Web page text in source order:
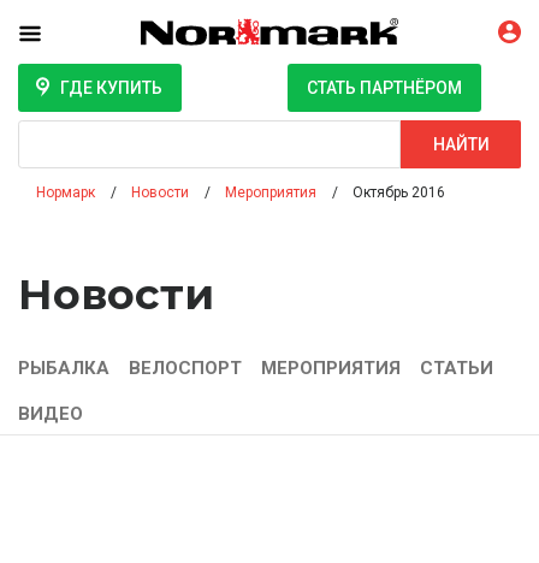
ГДЕ КУПИТЬ СТАТЬ ПАРТНЁРОМ
НАЙТИ
Нормарк Новости Мероприятия Октябрь 2016
Новости
РЫБАЛКА ВЕЛОСПОРТ МЕРОПРИЯТИЯ СТАТЬИ
ВИДЕО